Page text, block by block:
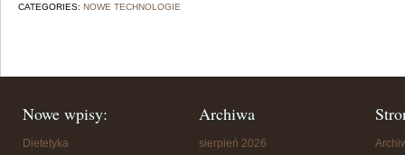
CATEGORIES: NOWE TECHNOLOGIE
Nowe wpisy:
Dietetyka
Archiwa
sierpień 2026